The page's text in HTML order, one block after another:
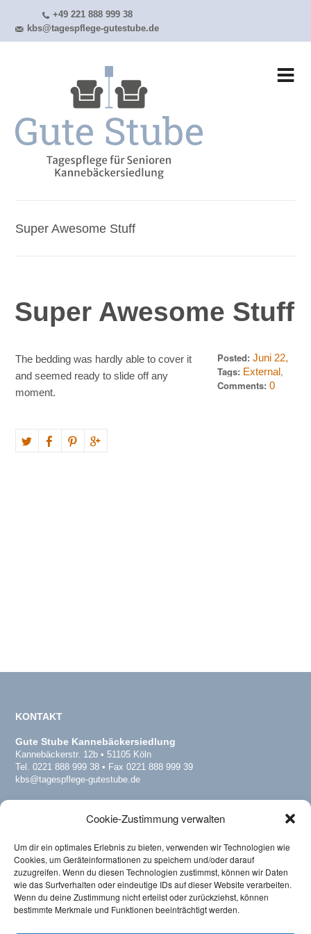
Cookie-Zustimmung verwalten
Um dir ein optimales Erlebnis zu bieten, verwenden wir Technologien wie
Cookies, um Geräteinformationen zu speichern und/oder darauf
zuzugreifen. Wenn du diesen Technologien zustimmst, können wir Daten
wie das Surfverhalten oder eindeutige IDs auf dieser Website verarbeiten.
Wenn du deine Zustimmung nicht erteilst oder zurückziehst, können
bestimmte Merkmale und Funktionen beeinträchtigt werden.
+49 221 888 999 38
kbs@tagespflege-gutestube.de
Super Awesome Stuff
Super Awesome Stuff
Posted: Juni 22,
2013
Tags: External,
Resource
Comments: 0
The bedding was hardly able to cover it
and seemed ready to slide off any
moment.
KONTAKT
Gute Stube Kannebäckersiedlung
Kannebäckerstr. 12b • 51105 Köln
Tel. 0221 888 999 38 • Fax 0221 888 999 39
kbs@tagespflege-gutestube.de
Dellbrücker Hauptstr. 178 • 51069 Köln
del@tagespflege-gutestube.de
www.tagespflege-dellbrueck.de
Verband